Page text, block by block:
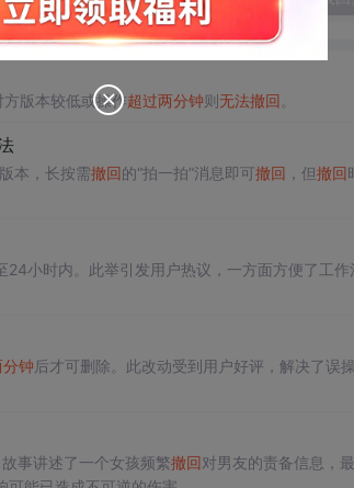
版本较低或操作超过两分钟则无法撤回
本，长按需撤回的“拍一拍”消息即可撤回 ，但撤回
24小时内。此举引发用户热议，一方面方便了工作
钟后才可删除。此改动受到用户好评，解决了误
故事讲述了一个女孩频繁撤回对男友的责备信息，